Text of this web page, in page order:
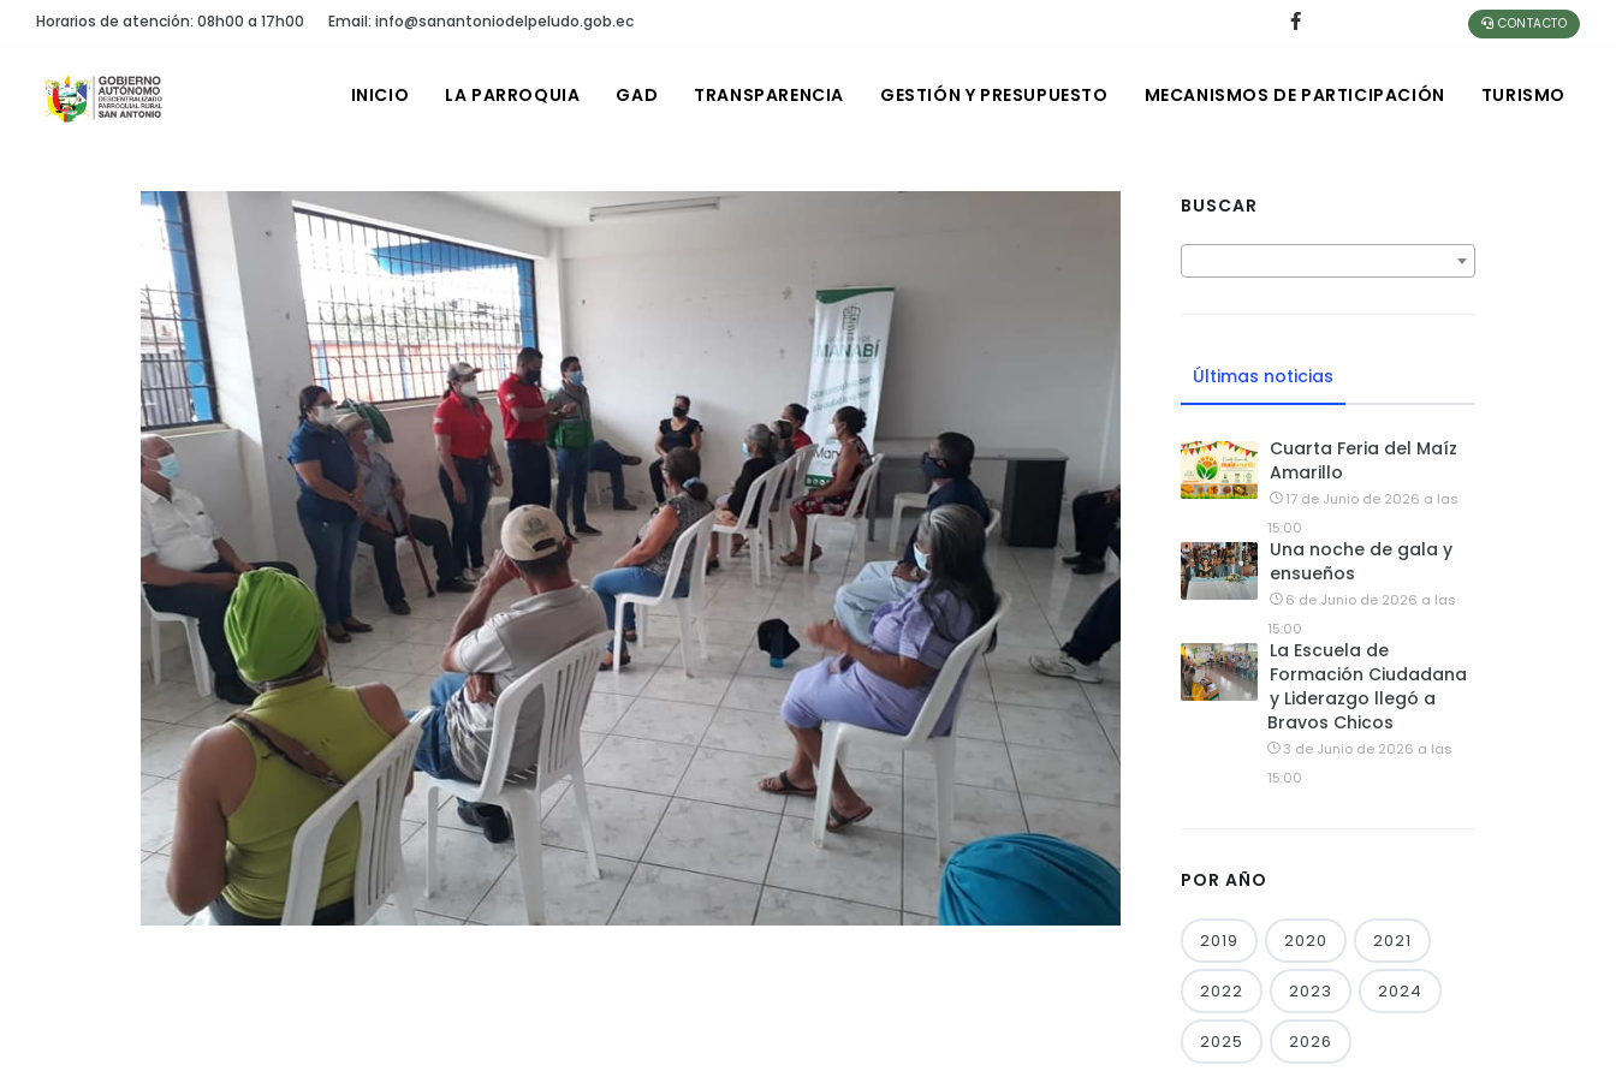
Horarios de atención: 08h00 a 17h00 Email: info@sanantoniodelpeludo.gob.ec CONTACTO
INICIO LA PARROQUIA GAD TRANSPARENCIA GESTIÓN Y PRESUPUESTO MECANISMOS DE PARTICIPACIÓN TURISMO
BUSCAR
Últimas noticias
Cuarta Feria del Maíz
Amarillo
17 de Junio de 2026 a las
15:00
Una noche de gala y
ensueños
6 de Junio de 2026 a las
15:00
La Escuela de
Formación Ciudadana
y Liderazgo llegó a
Bravos Chicos
3 de Junio de 2026 a las
15:00
POR AÑO
2019 2020 2021
2022 2023 2024
2025 2026